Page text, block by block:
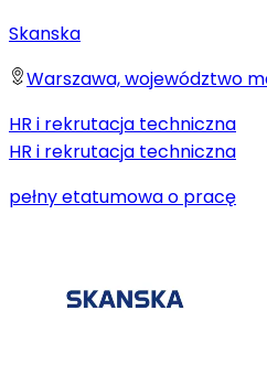
Skanska
Warszawa, województwo
HR i rekrutacja techniczna
HR i rekrutacja techniczna
pełny etatumowa o pracę